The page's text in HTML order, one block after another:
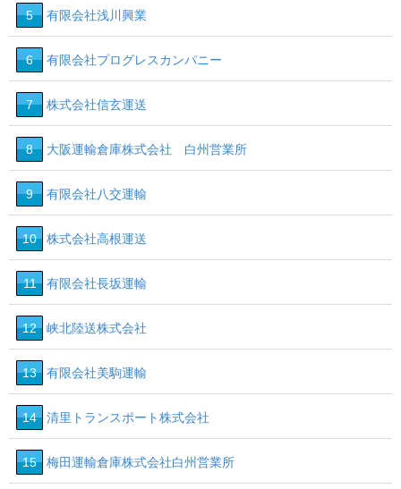
5 有限会社浅川興業
6 有限会社プログレスカンパニー
7 株式会社信玄運送
8 大阪運輸倉庫株式会社 白州営業所
9 有限会社八交運輸
10 株式会社高根運送
11 有限会社長坂運輸
12 峡北陸送株式会社
13 有限会社美駒運輸
14 清里トランスポート株式会社
15 梅田運輸倉庫株式会社白州営業所